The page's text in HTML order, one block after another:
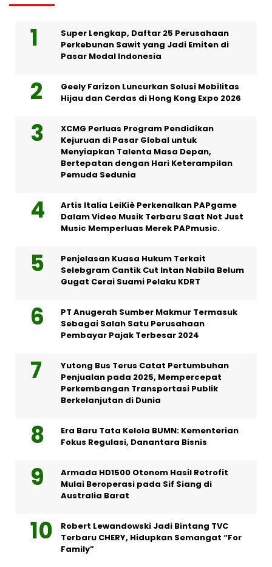
Super Lengkap, Daftar 25 Perusahaan
Perkebunan Sawit yang Jadi Emiten di
Pasar Modal Indonesia
Geely Farizon Luncurkan Solusi Mobilitas
Hijau dan Cerdas di Hong Kong Expo 2026
XCMG Perluas Program Pendidikan
Kejuruan di Pasar Global untuk
Menyiapkan Talenta Masa Depan,
Bertepatan dengan Hari Keterampilan
Pemuda Sedunia
Artis Italia LeiKiè Perkenalkan PAPgame
Dalam Video Musik Terbaru Saat Not Just
Music Memperluas Merek PAPmusic.
Penjelasan Kuasa Hukum Terkait
Selebgram Cantik Cut Intan Nabila Belum
Gugat Cerai Suami Pelaku KDRT
PT Anugerah Sumber Makmur Termasuk
Sebagai Salah Satu Perusahaan
Pembayar Pajak Terbesar 2024
Yutong Bus Terus Catat Pertumbuhan
Penjualan pada 2025, Mempercepat
Perkembangan Transportasi Publik
Berkelanjutan di Dunia
Era Baru Tata Kelola BUMN: Kementerian
Fokus Regulasi, Danantara Bisnis
Armada HD1500 Otonom Hasil Retrofit
Mulai Beroperasi pada Sif Siang di
Australia Barat
Robert Lewandowski Jadi Bintang TVC
Terbaru CHERY, Hidupkan Semangat “For
Family”